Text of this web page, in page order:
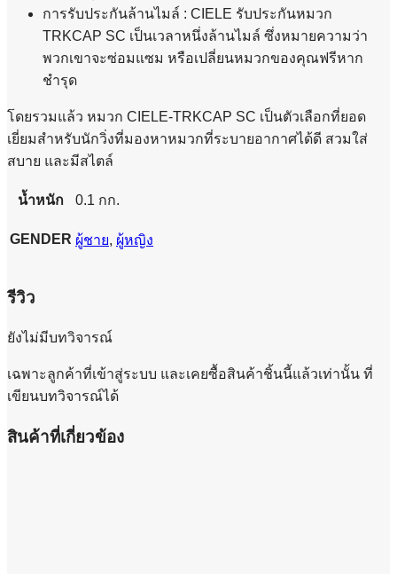
การรับประกันล้านไมล์ : CIELE รับประกันหมวก
TRKCAP SC เป็นเวลาหนึ่งล้านไมล์ ซึ่งหมายความว่า
พวกเขาจะซ่อมแซม หรือเปลี่ยนหมวกของคุณฟรีหาก
ชำรุด
โดยรวมแล้ว หมวก CIELE-TRKCAP SC เป็นตัวเลือกที่ยอด
เยี่ยมสำหรับนักวิ่งที่มองหาหมวกที่ระบายอากาศได้ดี สวมใส่
สบาย และมีสไตล์
น้ำหนัก 0.1 กก.
GENDER ผู้ชาย, ผู้หญิง
รีวิว
ยังไม่มีบทวิจารณ์
เฉพาะลูกค้าที่เข้าสู่ระบบ และเคยซื้อสินค้าชิ้นนี้แล้วเท่านั้น ที่
เขียนบทวิจารณ์ได้
สินค้าที่เกี่ยวข้อง